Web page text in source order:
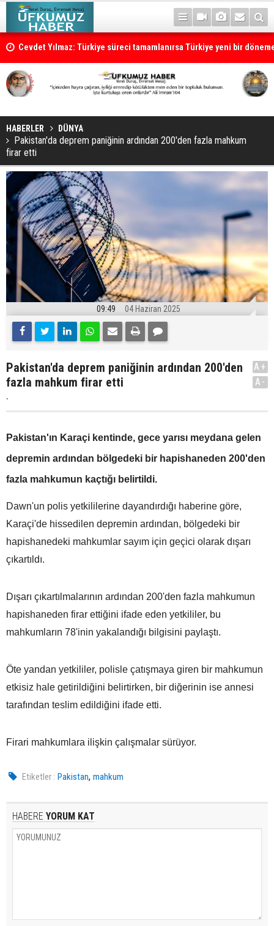
Cevdet Yılmaz: Türkiye süreci tamamlanırsa Türkiye yeni bir
HABERLER DÜNYA
Pakistan'da deprem paniğinin ardından 200'den fazla mahkum
firar etti
09:49 04 Haziran 2025
Pakistan'da deprem paniğinin ardından 200'den
fazla mahkum firar etti
.
A+
A-
Pakistan'ın Karaçi kentinde, gece yarısı meydana gelen
depremin ardından bölgedeki bir hapishaneden 200'den
fazla mahkumun kaçtığı belirtildi.
Dawn'un polis yetkililerine dayandırdığı haberine göre,
Karaçi'de hissedilen depremin ardından, bölgedeki bir
hapishanedeki mahkumlar sayım için geçici olarak dışarı
çıkartıldı.
Dışarı çıkartılmalarının ardından 200'den fazla mahkumun
hapishaneden firar ettiğini ifade eden yetkililer, bu
mahkumların 78'inin yakalandığı bilgisini paylaştı.
Öte yandan yetkililer, polisle çatışmaya giren bir mahkumun
etkisiz hale getirildiğini belirtirken, bir diğerinin ise annesi
tarafından teslim edildiğini ifade etti.
Firari mahkumlara ilişkin çalışmalar sürüyor.
Etiketler : Pakistan,mahkum
HABERE YORUM KAT